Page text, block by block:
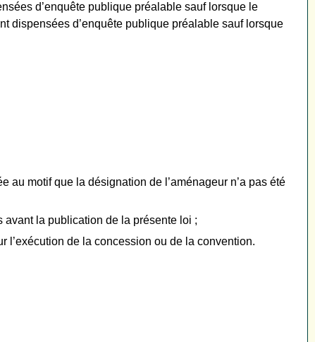
d’enquête publique préalable sauf lorsque le
dispensées d’enquête publique préalable sauf lorsque
motif que la désignation de l’aménageur n’a pas été
avant la publication de la présente loi ;
l’exécution de la concession ou de la convention.